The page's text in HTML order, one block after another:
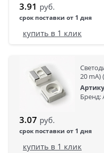
3.91 руб.
срок поставки от 1 дня
купить в 1 клик
20 mA)
Бренд:
3.07 руб.
срок поставки от 1 дня
купить в 1 клик